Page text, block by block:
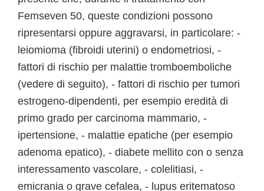
Femseven 50, queste condizioni possono
ripresentarsi oppure aggravarsi, in particolare: -
leiomioma (fibroidi uterini) o endometriosi, -
fattori di rischio per malattie tromboemboliche
(vedere di seguito), - fattori di rischio per tumori
estrogeno-dipendenti, per esempio eredità di
primo grado per carcinoma mammario, -
ipertensione, - malattie epatiche (per esempio
adenoma epatico), - diabete mellito con o senza
interessamento vascolare, - colelitiasi, -
emicrania o grave cefalea, - lupus eritematoso